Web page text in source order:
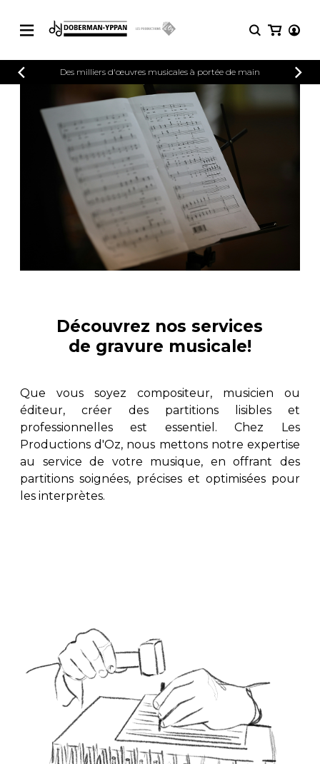
CATALOGUE
Explorez notre catalogue de partitions
riche en œuvres originales et en
arrangements de qualité.
PARTITIONS POUR GUITARE
PARTITIONS POUR AUTRES
AUTRES PRODUITS
Des milliers d'œuvres musicales à portée de main
Explorez notre catalogue de partitions
riche en œuvres originales et en
arrangements de qualité.
PARTITIONS
Méthodes
Guitare seule
2 guitares
3 guitares
4 guitares
5 guitares et plus
Ensemble de
Concerto pour
Découvrez nos services
de gravure musicale!
Que vous soyez compositeur, musicien ou
éditeur, créer des partitions lisibles et
professionnelles est essentiel. Chez Les
Productions d'Oz, nous mettons notre expertise
au service de votre musique, en offrant des
partitions soignées, précises et optimisées pour
les interprètes.